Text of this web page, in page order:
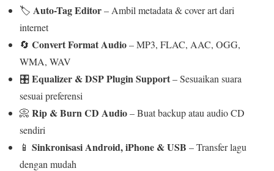
🏷️ Auto-Tag Editor– Ambil metadata & cover art dari
internet
🔄 Convert Format Audio– MP3, FLAC, AAC, OGG,
WMA, WAV
🎛️Equalizer & DSP Plugin Support– Sesuaikan suara
sesuai preferensi
📀 Rip & Burn CD Audio– Buat backup atau audio CD
sendiri
📱 Sinkronisasi Android, iPhone & USB – Transfer lagu
dengan mudah